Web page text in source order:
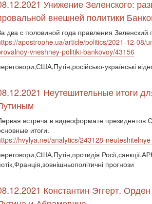
Унижение Зеленского:
внешней политики
два с половиной года правления
apostrophe.ua/article/politics/2021-12-08/
vneshney-politiki-bankovoy/43156
українські
Неутешительные итоги
встреча в видеоформате
итоги.
hvylya.net/analytics/243128-
прогнози
Константин Эггерт.